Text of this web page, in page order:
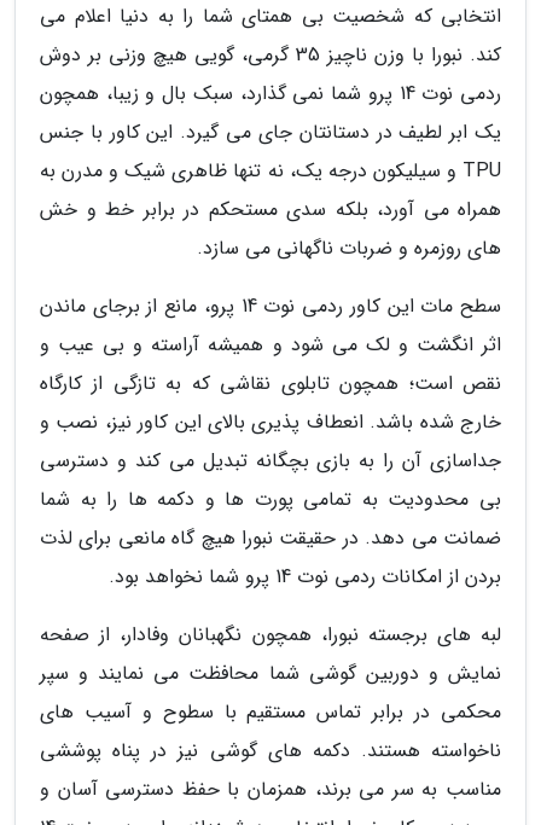
انتخابی که شخصیت بی همتای شما را به دنیا اعلام می
کند. نبورا با وزن ناچیز 35 گرمی، گویی هیچ وزنی بر دوش
ردمی نوت 14 پرو شما نمی گذارد، سبک بال و زیبا، همچون
یک ابر لطیف در دستانتان جای می گیرد. این کاور با جنس
TPU و سیلیکون درجه یک، نه تنها ظاهری شیک و مدرن به
همراه می آورد، بلکه سدی مستحکم در برابر خط و خش
های روزمره و ضربات ناگهانی می سازد.
سطح مات این کاور ردمی نوت 14 پرو، مانع از برجای ماندن
اثر انگشت و لک می شود و همیشه آراسته و بی عیب و
نقص است؛ همچون تابلوی نقاشی که به تازگی از کارگاه
خارج شده باشد. انعطاف پذیری بالای این کاور نیز، نصب و
جداسازی آن را به بازی بچگانه تبدیل می کند و دسترسی
بی محدودیت به تمامی پورت ها و دکمه ها را به شما
ضمانت می دهد. در حقیقت نبورا هیچ گاه مانعی برای لذت
بردن از امکانات ردمی نوت 14 پرو شما نخواهد بود.
لبه های برجسته نبورا، همچون نگهبانان وفادار، از صفحه
نمایش و دوربین گوشی شما محافظت می نمایند و سپر
محکمی در برابر تماس مستقیم با سطوح و آسیب های
ناخواسته هستند. دکمه های گوشی نیز در پناه پوششی
مناسب به سر می برند، همزمان با حفظ دسترسی آسان و